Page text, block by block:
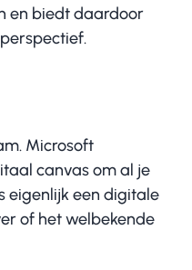
en biedt daardoor
Microsoft
canvas om al je
eigenlijk een digitale
of het welbekende